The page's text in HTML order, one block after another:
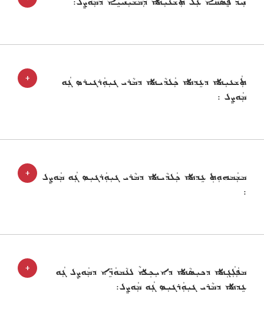
+
ܬܲܫܥܝܼܬܐ ܕܥܹܕܬܐ ܟܲܠܕܵܝܬܐ ܕܡܵܪܝ ܓܝܼܘܲܪܓܝܪܣ ܓܲܘ
ܡܲܘܨܸܠ :
+
ܡܫܲܡܗܘܼܬ݂ ܥܹܕܬܐ ܟܲܠܕܵܝܬܐ ܕܡܵܪܝ ܓܝܼܘܲܪܓܝܼܣ ܓܲܘ ܡܲܘܨܸܠ
:
+
ܡܦܲܠܲܓ݂ܬܐ ܕܟܝܼܣܵܬܐ ܕܐܝܼܟ݂ܠܵܐ ܠܥܵܡܘܿܖܹ̈ܐ ܕܡܲܘܨܸܠ ܓܲܘ
ܥܹܕܬܐ ܕܡܵܪܝ ܓܝܼܘܲܪܓܝܼܣ ܓܲܘ ܡܲܘܨܸܠ: